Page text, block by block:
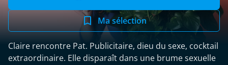
Ma sélection
Claire rencontre Pat. Publicitaire, dieu du sexe, cocktail
extraordinaire. Elle disparaît dans une brume sexuelle